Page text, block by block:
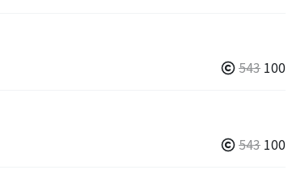
543 100
543 100